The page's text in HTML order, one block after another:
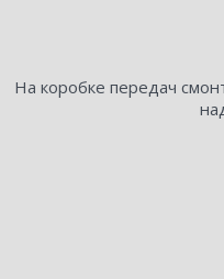
На коробке передач